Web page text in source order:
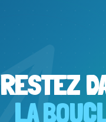
RESTEZ
LA